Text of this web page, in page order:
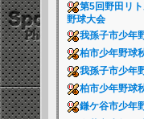
第5回野田リ
野球大会
我孫子市少年
柏市少年野球
我孫子市少年
柏市少年野球
鎌ケ谷市少年